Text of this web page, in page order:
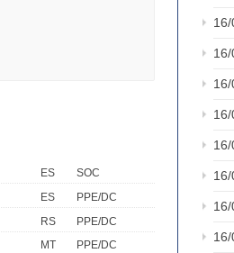
ES
SOC
ES
PPE/DC
RS
PPE/DC
MT
PPE/DC